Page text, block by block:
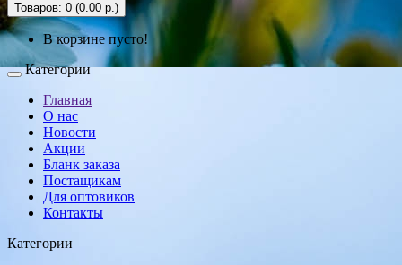
Товаров: 0 (0.00 р.)
В корзине пусто!
Категории
Главная
О нас
Новости
Акции
Бланк заказа
Постащикам
Для оптовиков
Контакты
Категории